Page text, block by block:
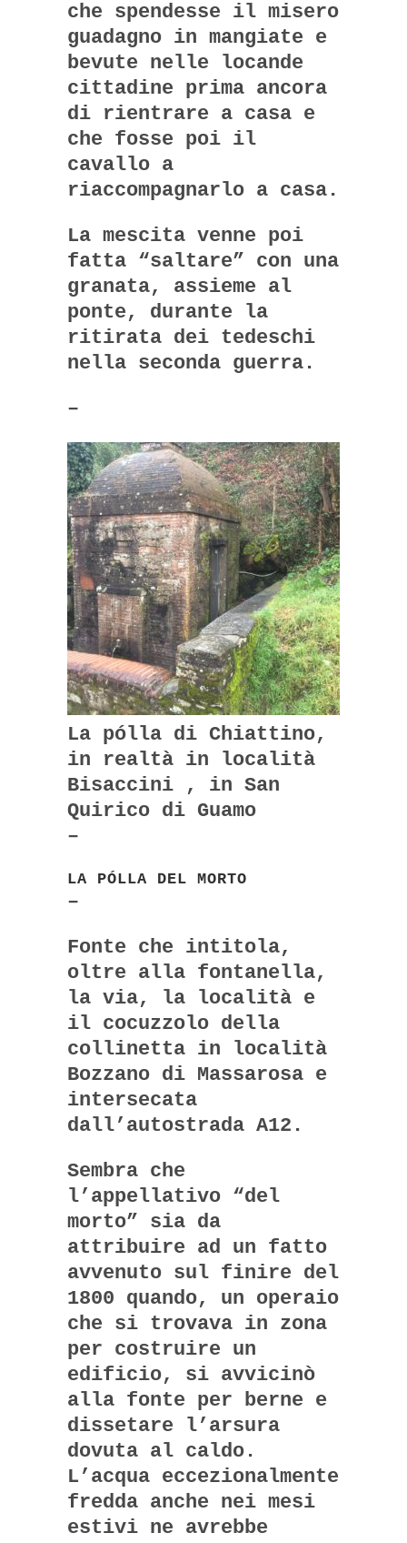
che spendesse il misero
guadagno in mangiate e
bevute nelle locande
cittadine prima ancora
di rientrare a casa e
che fosse poi il
cavallo a
riaccompagnarlo a casa.
La mescita venne poi
fatta “saltare” con una
granata, assieme al
ponte, durante la
ritirata dei tedeschi
nella seconda guerra.
–
La pólla di Chiattino,
in realtà in località
Bisaccini , in San
Quirico di Guamo
–
LA PÓLLA DEL MORTO
–
Fonte che intitola,
oltre alla fontanella,
la via, la località e
il cocuzzolo della
collinetta in località
Bozzano di Massarosa e
intersecata
dall’autostrada A12.
Sembra che
l’appellativo “del
morto” sia da
attribuire ad un fatto
avvenuto sul finire del
1800 quando, un operaio
che si trovava in zona
per costruire un
edificio, si avvicinò
alla fonte per berne e
dissetare l’arsura
dovuta al caldo.
L’acqua eccezionalmente
fredda anche nei mesi
estivi ne avrebbe